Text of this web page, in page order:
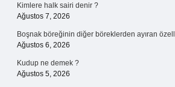
Kimlere halk sairi denir ?
Ağustos 7, 2026
Boşnak böreğinin diğer böreklerden ayıran
Ağustos 6, 2026
Kudup ne demek ?
Ağustos 5, 2026